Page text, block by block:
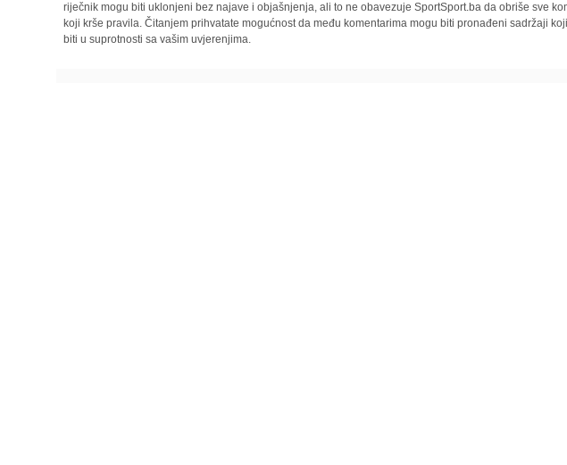
riječnik mogu biti uklonjeni bez najave i objašnjenja, ali to ne obavezuje SportSport.ba da obriše sve
koji krše pravila. Čitanjem prihvatate mogućnost da među komentarima mogu biti pronađeni sadržaji
biti u suprotnosti sa vašim uvjerenjima.